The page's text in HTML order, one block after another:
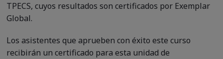
TPECS, cuyos resultados son certificados por Exemplar
Global.
Los asistentes que aprueben con éxito este curso
recibirán un certificado para esta unidad de